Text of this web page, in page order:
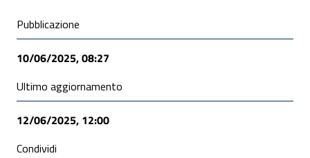
Condivisione social
Pubblicazione
10/06/2025, 08:27
Ultimo aggiornamento
12/06/2025, 12:00
Condividi